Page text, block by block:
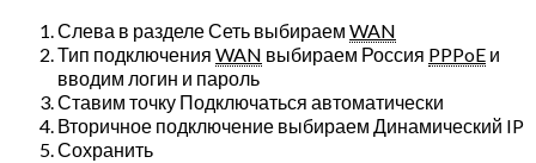
Слева в разделе Сеть выбираем WAN
Тип подключения WAN выбираем Россия PPPoE и
вводим логин и пароль
Ставим точку Подключаться автоматически
Вторичное подключение выбираем Динамический IP
Сохранить